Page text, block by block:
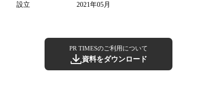
設立
2021年05月
PR TIMESのご利用について
資料をダウンロード